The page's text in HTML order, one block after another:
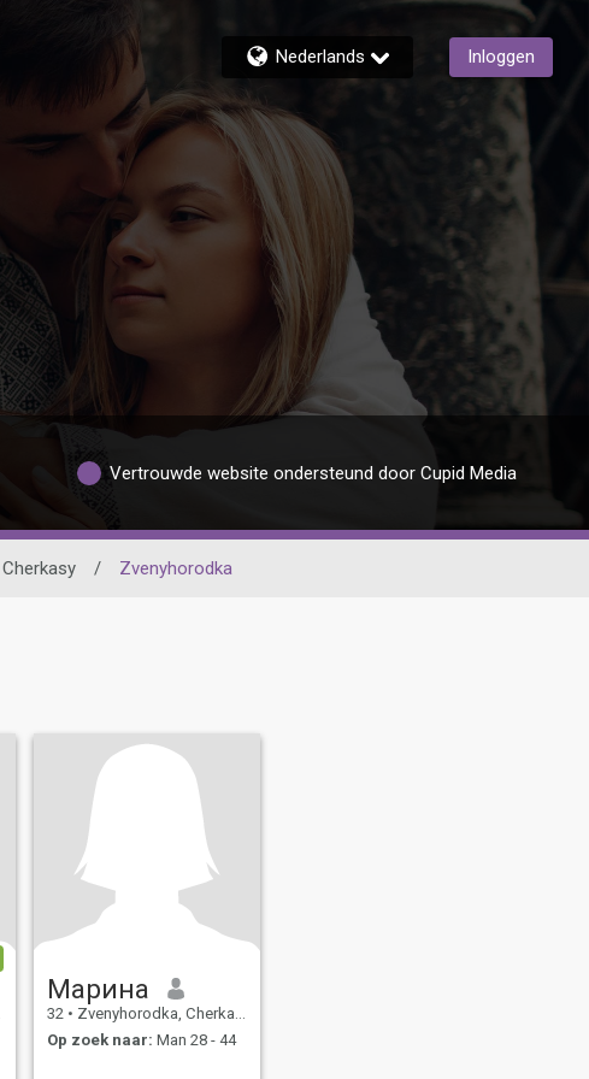
Nederlands Inloggen
Vertrouwde website ondersteund door Cupid Media
Cherkasy / Zvenyhorodka
Марина
32 • Zvenyhorodka, Cherkasy, Ukraïne
Op zoek naar: Man 28 - 44